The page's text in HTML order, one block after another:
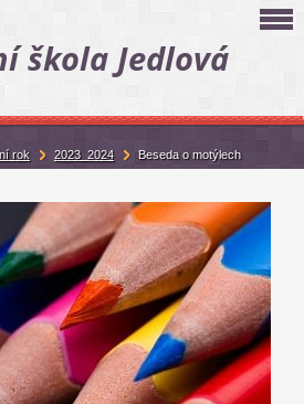
škola Jedlová
rok 2023_2024 Beseda o motýlech